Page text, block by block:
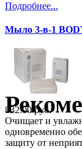
Подробнее...
Мыло 3-в-1
832.00 руб.
Очищает и
одновременно
защиту от